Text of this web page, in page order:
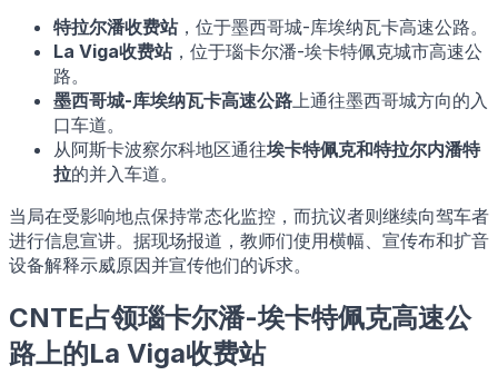
特拉尔潘收费站，位于墨西哥城-库埃纳瓦卡高速公路。
La Viga收费站，位于瑙卡尔潘-埃卡特佩克城市高速公
路。
墨西哥城-库埃纳瓦卡高速公路 上通往墨西哥城方向的入
口车道。
从阿斯卡波察尔科地区通往埃卡特佩克和特拉尔内潘特
拉的并入车道。
当局在受影响地点保持常态化监控，而抗议者则继续向驾车者
进行信息宣讲。据现场报道，教师们使用横幅、宣传布和扩音
设备解释示威原因并宣传他们的诉求。
CNTE占领瑙卡尔潘-埃卡特佩克高速公
路上的La Viga收费站